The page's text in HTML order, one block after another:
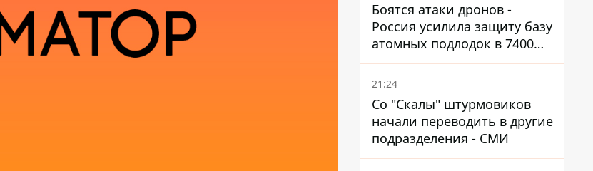
Боятся атаки дронов -
Россия усилила защиту базу
атомных подлодок в 7400
км от Украины
21:24
Со "Скалы" штурмовиков
начали переводить в другие
подразделения - СМИ